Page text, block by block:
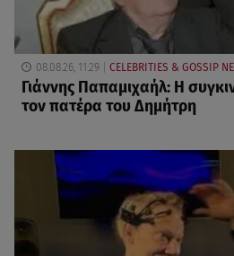
08.08.26, 11:29 CELEBRITIES & GOSSIP
Γιάννης Παπαμιχαήλ: Η
τον πατέρα του Δημήτρη